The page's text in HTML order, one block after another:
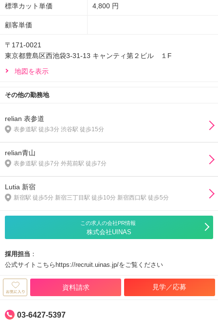
標準カット単価 4,800 円
顧客単価
〒171-0021
東京都豊島区西池袋3-31-13 キャンティ第２ビル １F
地図を表示
その他の勤務地
relian 表参道
表参道駅 徒歩3分 渋谷駅 徒歩15分
relian青山
表参道駅 徒歩7分 外苑前駅 徒歩7分
Lutia 新宿
新宿駅 徒歩5分 新宿三丁目駅 徒歩10分 新宿西口駅 徒歩5分
この求人の会社PR情報
株式会社UINAS
採用担当 ：
公式サイトこちらhttps://recruit.uinas.jp/をご覧ください
資料請求 見学／応募
03-6427-5397